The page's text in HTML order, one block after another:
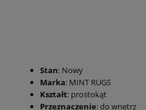
Stan: Nowy
Marka: MINT RUGS
Kształt: prostokąt
Przeznaczenie: do wnętrz